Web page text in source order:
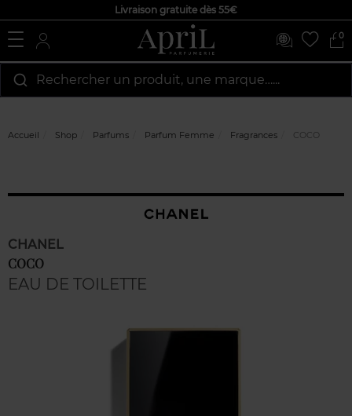
Livraison gratuite dès 55€
0
Rechercher un produit, une marque…...
Accueil Shop Parfums Parfum Femme Fragrances COCO
CHANEL
COCO
EAU DE TOILETTE